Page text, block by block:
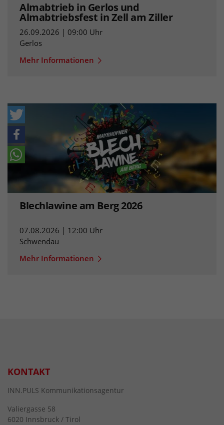
Almabtrieb in Gerlos und
Almabtriebsfest in Zell am Ziller
26.09.2026 | 09:00 Uhr
Gerlos
Mehr Informationen
Blechlawine am Berg 2026
07.08.2026 | 12:00 Uhr
Schwendau
Mehr Informationen
KONTAKT
INN.PULS Kommunikationsagentur
Valiergasse 58
6020 Innsbruck / Tirol